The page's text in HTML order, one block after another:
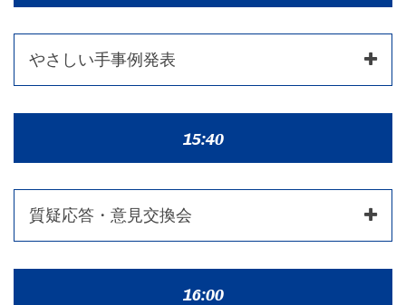
やさしい手事例発表
15:40
質疑応答・意見交換会
16:00